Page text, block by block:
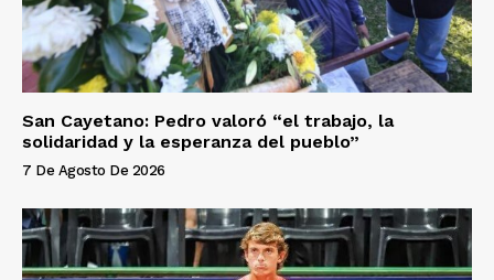
San Cayetano: Pedro valoró “el trabajo, la
solidaridad y la esperanza del pueblo”
7 De Agosto De 2026